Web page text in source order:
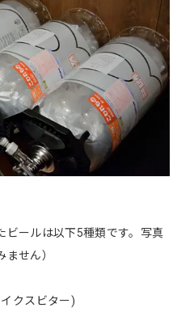
ビールは以下5種類です。写真
せん）
クスビター)